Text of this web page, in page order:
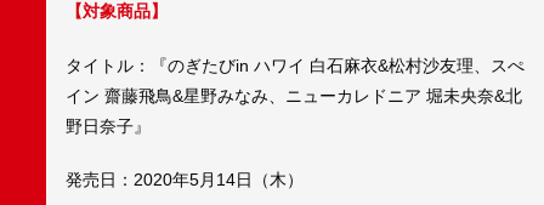
【対象商品】
タイトル：『のぎたびin ハワイ 白石麻衣&松村沙友理、スぺ
イン 齋藤飛鳥&星野みなみ、ニューカレドニア 堀未央奈&北
野日奈子』
発売日：2020年5月14日（木）